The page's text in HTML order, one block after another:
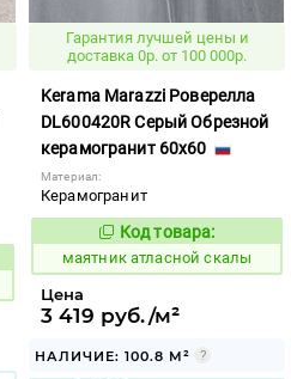
Гарантия лучшей цены и
доставка 0р. от 100 000р.
Kerama Marazzi Роверелла
DL600420R Серый Обрезной
керамогранит 60x60
Материал:
Керамогранит
936841
Код товара:
маятник атласной скалы
Цена
3 419 руб./м²
НАЛИЧИЕ: 100.8 М²